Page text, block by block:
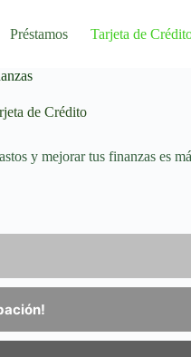
Préstamos Tarjeta de
de Crédito
y mejorar tus finanzas es